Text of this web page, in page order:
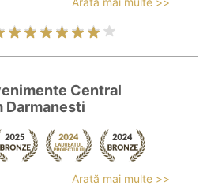
Central
Darmanesti
Arată mai multe >>